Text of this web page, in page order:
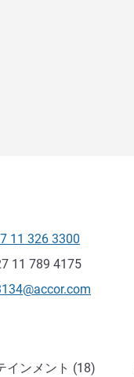
11 326 3300
ックス
11 789 4175
ール
インメント (18)